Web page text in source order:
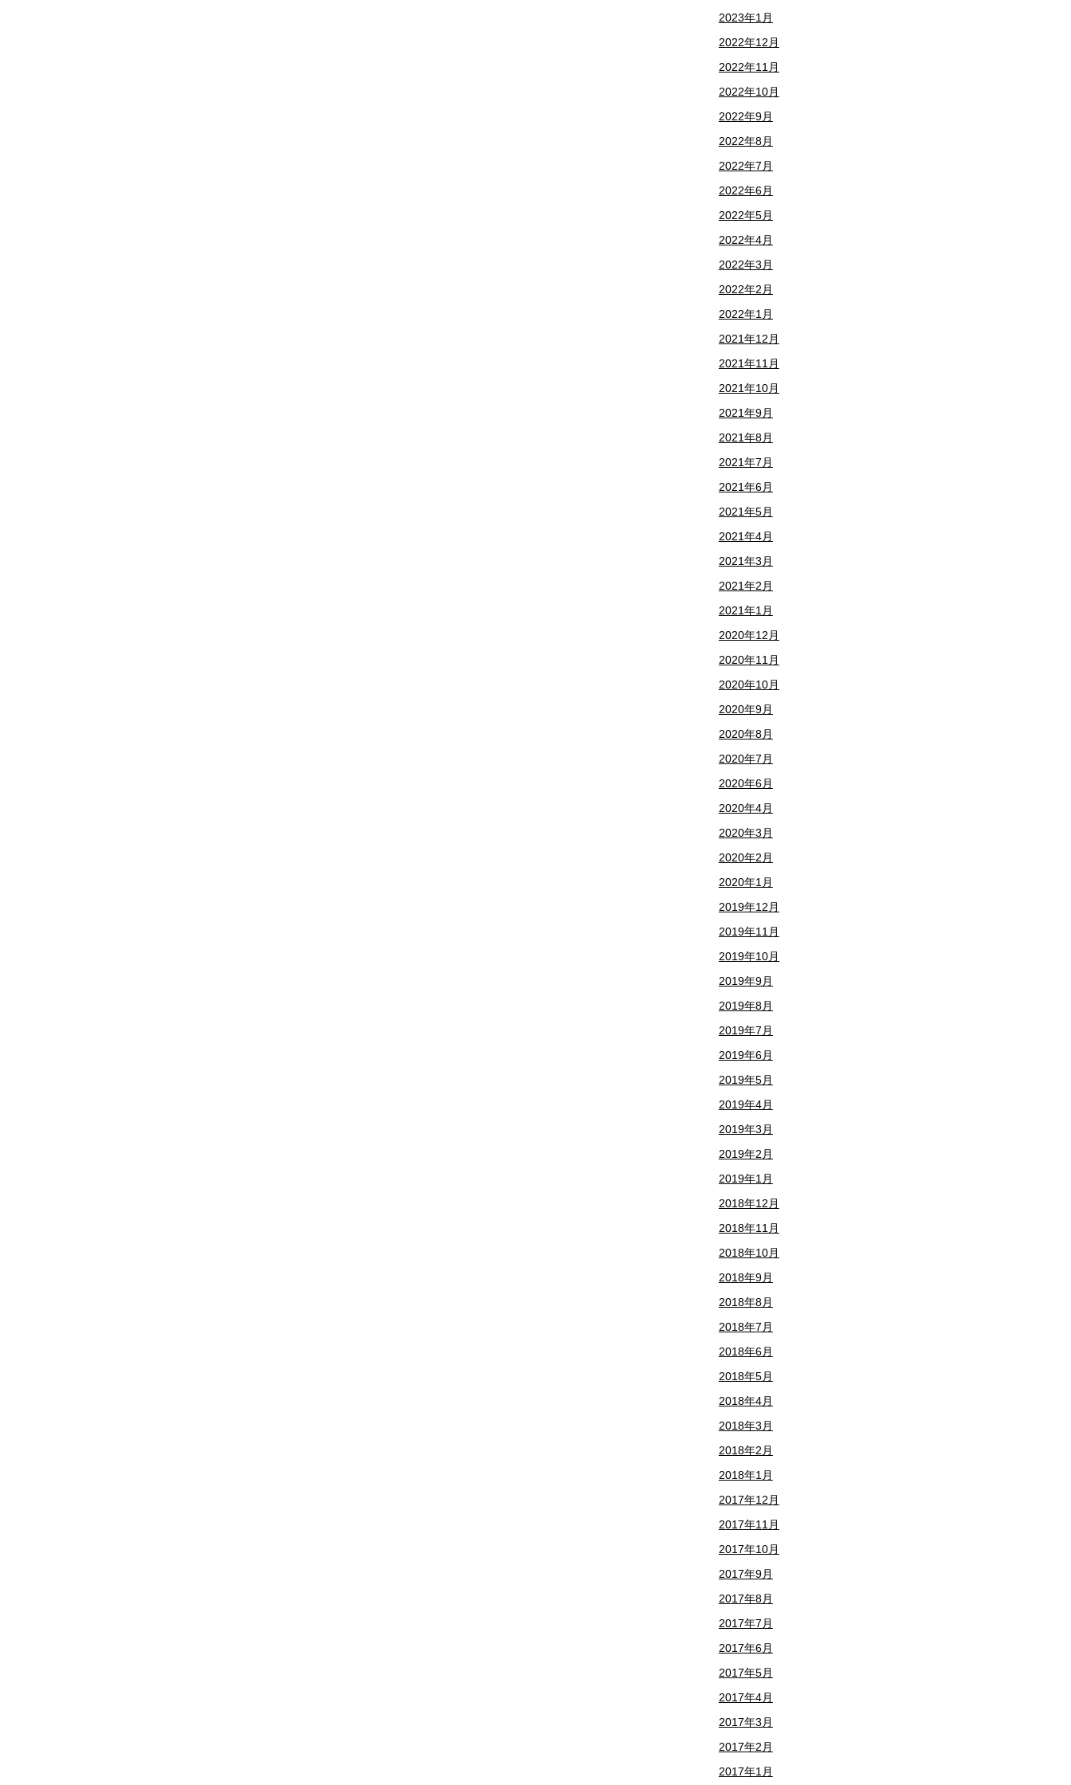
2023年1月
2022年12月
2022年11月
2022年10月
2022年9月
2022年8月
2022年7月
2022年6月
2022年5月
2022年4月
2022年3月
2022年2月
2022年1月
2021年12月
2021年11月
2021年10月
2021年9月
2021年8月
2021年7月
2021年6月
2021年5月
2021年4月
2021年3月
2021年2月
2021年1月
2020年12月
2020年11月
2020年10月
2020年9月
2020年8月
2020年7月
2020年6月
2020年4月
2020年3月
2020年2月
2020年1月
2019年12月
2019年11月
2019年10月
2019年9月
2019年8月
2019年7月
2019年6月
2019年5月
2019年4月
2019年3月
2019年2月
2019年1月
2018年12月
2018年11月
2018年10月
2018年9月
2018年8月
2018年7月
2018年6月
2018年5月
2018年4月
2018年3月
2018年2月
2018年1月
2017年12月
2017年11月
2017年10月
2017年9月
2017年8月
2017年7月
2017年6月
2017年5月
2017年4月
2017年3月
2017年2月
2017年1月